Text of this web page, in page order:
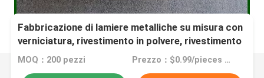
Fabbricazione di lamiere metalliche su misura con
verniciatura, rivestimento in polvere, rivestimento
e lucidatura
MOQ：200 pezzi Prezzo：$0.99/pieces 200-4999 pieces